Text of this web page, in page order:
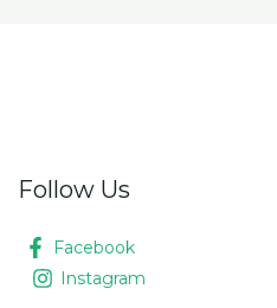
Follow Us
Facebook
Instagram